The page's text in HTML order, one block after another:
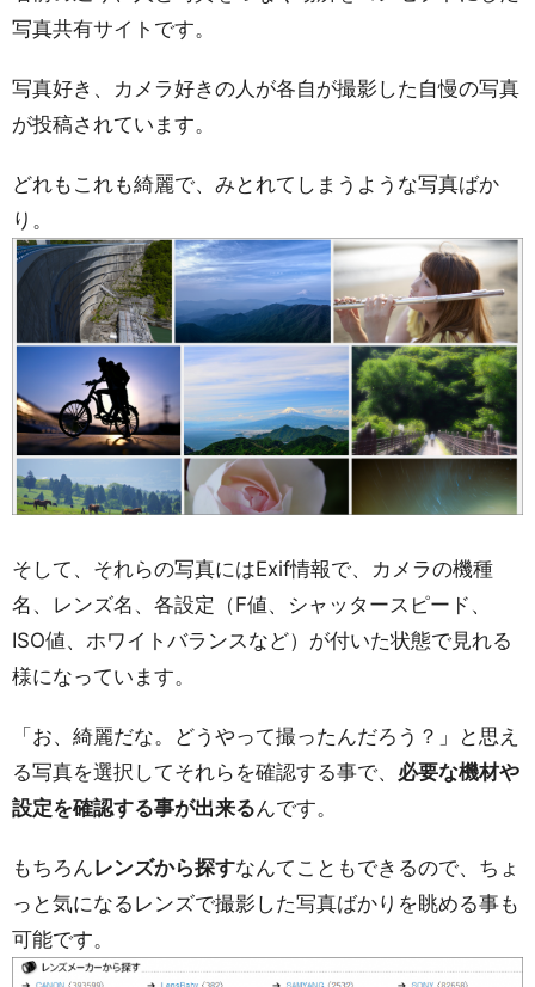
写真共有サイトです。
写真好き、カメラ好きの人が各自が撮影した自慢の写真
が投稿されています。
どれもこれも綺麗で、みとれてしまうような写真ばか
り。
そして、それらの写真にはExif情報で、カメラの機種
名、レンズ名、各設定（F値、シャッタースピード、
ISO値、ホワイトバランスなど）が付いた状態で見れる
様になっています。
「お、綺麗だな。どうやって撮ったんだろう？」と思え
る写真を選択してそれらを確認する事で、 必要な機材や
設定を確認する事が出来るんです。
もちろんレンズから探すなんてこともできるので、ちょ
っと気になるレンズで撮影した写真ばかりを眺める事も
可能です。